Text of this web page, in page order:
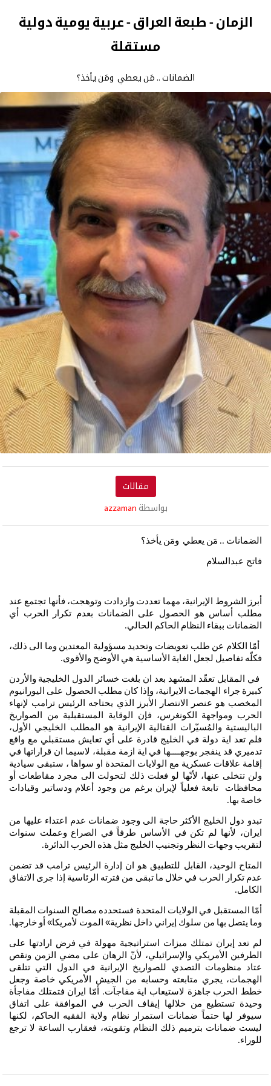
الزمان - طبعة العراق - عربية يومية دولية
مستقلة
الضمانات .. مَن يعطي ومَن يأخذ؟
مقالات
بواسطة azzaman
الضمانات .. مَن يعطي ومَن يأخذ؟
فاتح عبدالسلام
أبرز الشروط الإيرانية، مهما تعددت وازدادت وتوهجت، فأنها تجتمع عند
مطلب
أساس هو الحصول على الضمانات بعدم تكرار الحرب
أي
الضمانات ببقاء النظام الحاكم الحالي.
أمّا الكلام عن طلب تعويضات وتحديد مسؤولية المعتدين وما الى ذلك،
فكلّه تفاصيل لجعل الغاية الأساسية هي الأوضح والأقوى.
في المقابل تعقّد المشهد بعد ان بلغت خسائر الدول الخليجية والأردن
كبيرة جراء الهجمات الايرانية، وإذا كان مطلب الحصول على اليورانيوم
المخصب هو عنصر الانتصار الأبرز الذي يحتاجه الرئيس ترامب لإنهاء
الحرب
ومواجهة الكونغرس، فإن الوقاية المستقبلية من
الصواريخ
الباليستية والمُسيّرات القتالية الإيرانية هو المطلب الخليجي
الأول،
فلم تعد اية دولة في الخليج قادرة على أي تعايش مستقبلي مع واقع
تدميري قد ينفجر بوجهــــها في اية ازمة مقبلة، لاسيما ان قراراتها في
إقامة علاقات عسكرية مع الولايات المتحدة او سواها ، ستبقى سيادية
ولن تتخلى عنها، لأنّها لو فعلت ذلك لتحولت الى مجرد مقاطعات
أو
محافظات
تابعة فعلياً لإيران برغم من وجود أعلام ودساتير
وقيادات
خاصة بها.
تبدو دول الخليج الأكثر حاجة الى وجود ضمانات عدم اعتداء عليها من
ايران،
لأنها لم تكن في الأساس طرفاً في الصراع وعملت سنوات
لتقريب وجهات النظر وتجنيب الخليج مثل هذه الحرب الدائرة.
المتاح الوحيد، القابل للتطبيق هو ان إدارة الرئيس ترامب قد تضمن
عدم تكرار الحرب في خلال ما تبقى من فترته الرئاسية إذا جرى
الاتفاق
الكامل.
أمّا المستقبل في الولايات المتحدة فستحدده مصالح السنوات المقبلة
وما يتصل بها من سلوك إيراني داخل نظرية» الموت لأمريكا» أو خارجها.
لم تعد إيران تمتلك ميزات استراتيجية مهولة في فرض ارادتها على
الطرفين
الأمريكي والإسرائيلي، لأنّ الرهان على مضي الزمن ونقص
عتاد
منظومات التصدي للصواريخ الإيرانية في الدول التي تتلقى
الهجمات، يجري متابعته وحسابه من الجيش الأمريكي خاصة وجعل
خطط
الحرب جاهزة لاستيعاب اية مفاجآت. أمّا ايران فتمتلك مفاجأة
وحيدة تستطيع من خلالها إيقاف الحرب في الموافقة على
اتفاق
سيوفر
لها حتماً ضمانات استمرار نظام ولاية الفقيه الحاكم، لكنها
ليست ضمانات بترميم ذلك النظام وتقويته، فعقارب الساعة لا ترجع
للوراء.